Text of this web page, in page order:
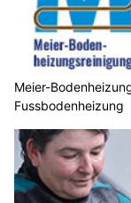
Meier-
Fussbodenheizung